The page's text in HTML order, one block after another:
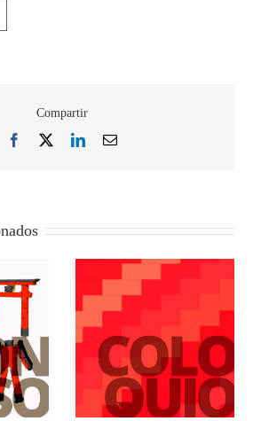
Compartir
Facebook LinkedInCorreo
Arte y
Japón a la vanguardia